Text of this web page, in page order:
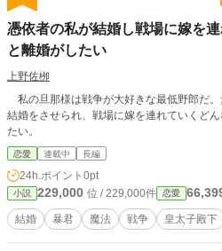
るとも思いもせず……。 「……ああ、会いたかった。ようや
く会えた」 そして出会ったのは初っ端からモブ転生した僕を
憑依者の私が結婚し戦場に嫁を
と離婚がしたい
上野佐栁
私の旦那様は戦争が大好きな最低野郎だ
結婚をさせられ、戦場に嫁を連れていくど
たい。
恋愛 連載中 長編
24h.ポイント 0pt
小説 229,000 位 / 229,000件 恋愛
結婚 暴君 魔法 戦争 皇太子殿下